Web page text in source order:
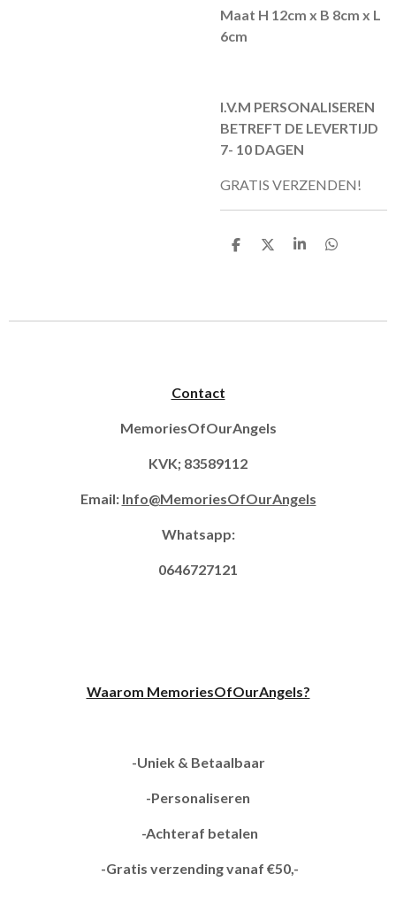
Maat H 12cm x B 8cm x L
6cm
I.V.M PERSONALISEREN
BETREFT DE LEVERTIJD
7- 10 DAGEN
GRATIS VERZENDEN!
D
D
S
D
Contact
MemoriesOfOurAngels
KVK; 83589112
Email: Info@MemoriesOfOurAngels
Whatsapp:
0646727121
Waarom MemoriesOfOurAngels?
-Uniek & Betaalbaar
-Personaliseren
-Achteraf betalen
-Gratis verzending vanaf €50,-